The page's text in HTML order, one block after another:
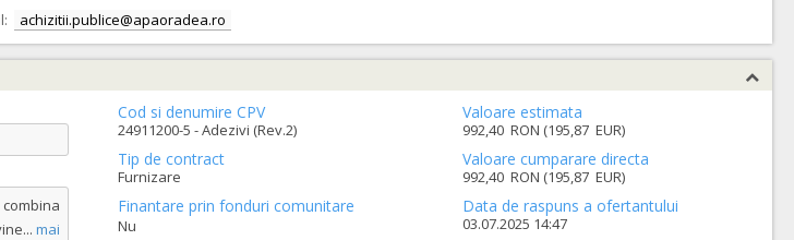
achizitii.publice@apaoradea.ro
... mai
Cod si denumire CPV
24911200-5 - Adezivi (Rev.2)
Tip de contract
Furnizare
Finantare prin fonduri comunitare
Nu
Valoare estimata
992,40 RON (195,87 EUR)
Valoare cumparare directa
992,40 RON (195,87 EUR)
Data de raspuns a ofertantului
03.07.2025 14:47